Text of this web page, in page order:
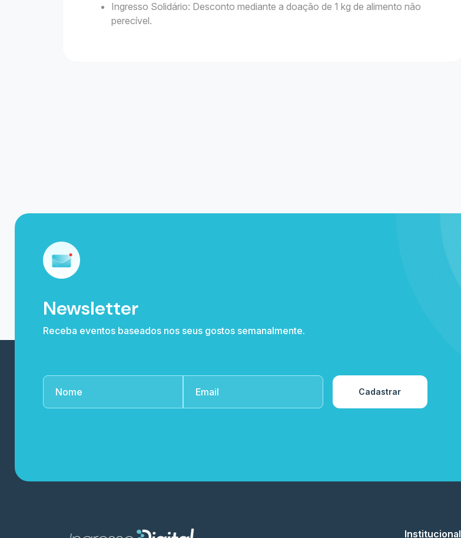
Ingresso Solidário: Desconto mediante a doação de 1 kg de alimento não
perecível.
Newsletter
Receba eventos baseados nos seus gostos semanalmente.
Cadastrar
Institucional